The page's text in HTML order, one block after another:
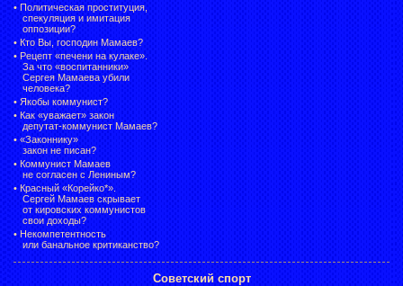
• Политическая проституция,
спекуляция и имитация
оппозиции?
• Кто Вы, господин Мамаев?
• Рецепт «печени на кулаке».
За что «воспитанники»
Сергея Мамаева убили
человека?
• Якобы коммунист?
• Как «уважает» закон
депутат-коммунист Мамаев?
• «Законнику»
закон не писан?
• Коммунист Мамаев
не согласен с Лениным?
• Красный «Корейко*».
Сергей Мамаев скрывает
от кировских коммунистов
свои доходы?
• Некомпетентность
или банальное критиканство?
Советский спорт